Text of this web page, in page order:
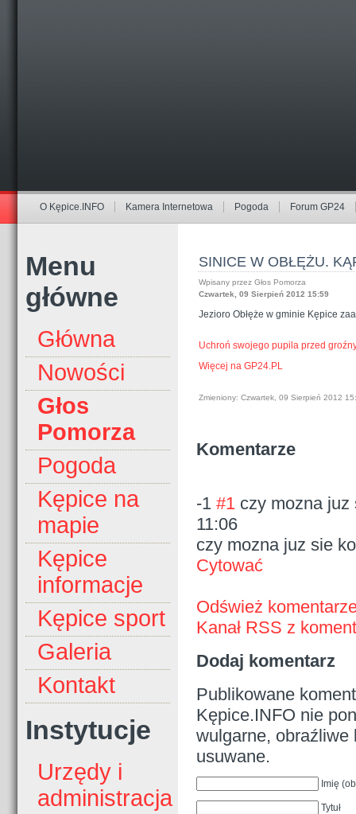
O Kępice.INFO Kamera Internetowa Pogoda Forum GP24
Menu
główne
Główna
Nowości
Głos
Pomorza
Pogoda
Kępice na
mapie
Kępice
informacje
Kępice sport
Galeria
Kontakt
Instytucje
Urzędy i
administracja
SINICE W OBŁĘŻU.
Wpisany przez Głos Pomorza
Czwartek, 09 Sierpień 2012 15:59
Jezioro Obłęże w gminie Kępice
Uchroń swojego pupila przed
Więcej na GP24.PL
Zmieniony: Czwartek, 09 Sierpień 2012
Komentarze
-1 #1 czy mozna
11:06
czy mozna juz sie
Cytować
Odśwież
Kanał RSS z
Dodaj komentarz
Publikowane
Kępice.INFO nie
wulgarne, obraźliwe
usuwane.
Imię
Tytuł